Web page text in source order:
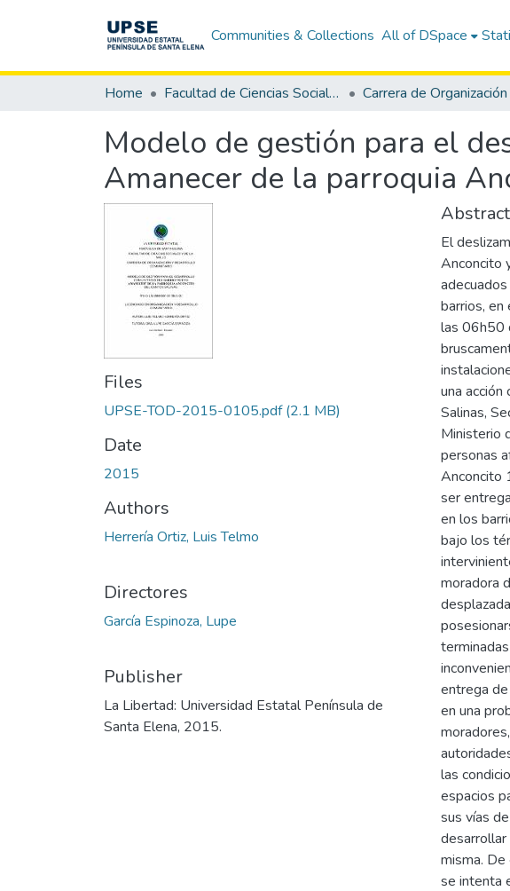
Communities & Collections All of DSpace
Home Facultad de Ciencias Sociales y de la Salud
Modelo de gestión para el
Amanecer de la parroquia
Files
UPSE-TOD-2015-0105.pdf(2.1 MB)
Date
2015
Authors
Herrería Ortiz, Luis Telmo
Directores
García Espinoza, Lupe
Publisher
La Libertad: Universidad Estatal Península de
Santa Elena, 2015.
Abstract
El
Anconcito
barrios,
las 06h50
una
Salinas,
Ministerio
personas
Anconcito
ser
en los
bajo los
moradora
entrega
en una
las
espacios
sus vías
misma.
se intenta